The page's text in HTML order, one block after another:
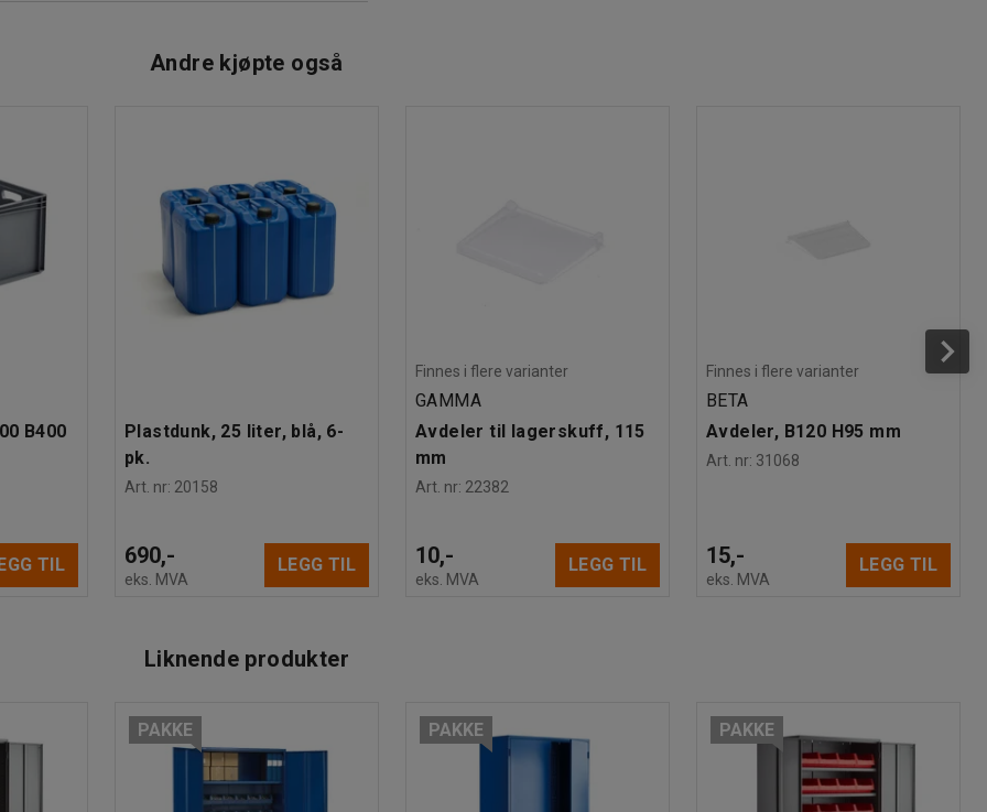
mm
Andre kjøpte også
B400
TIL
Plastdunk, 25 liter, blå, 6-
pk.
Art. nr: 20158
690,-
eks. MVA
LEGG TIL
Finnes i flere varianter
GAMMA
Avdeler til lagerskuff, 115
mm
Art. nr: 22382
10,-
eks. MVA
LEGG TIL
Finnes i flere varianter
BETA
Avdeler, B120 H95 mm
Art. nr: 31068
15,-
eks. MVA
LEGG TIL
Liknende produkter
PAKKE PAKKE PAKKE